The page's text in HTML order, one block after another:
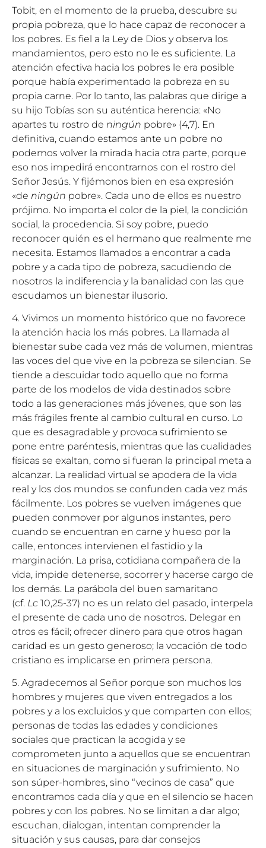
Tobit, en el momento de la prueba, descubre su
propia pobreza, que lo hace capaz de reconocer a
los pobres. Es fiel a la Ley de Dios y observa los
mandamientos, pero esto no le es suficiente. La
atención efectiva hacia los pobres le era posible
porque había experimentado la pobreza en su
propia carne. Por lo tanto, las palabras que dirige a
su hijo Tobías son su auténtica herencia: «No
apartes tu rostro de ningún pobre» (4,7). En
definitiva, cuando estamos ante un pobre no
podemos volver la mirada hacia otra parte, porque
eso nos impedirá encontrarnos con el rostro del
Señor Jesús. Y fijémonos bien en esa expresión
«de ningún pobre». Cada uno de ellos es nuestro
prójimo. No importa el color de la piel, la condición
social, la procedencia. Si soy pobre, puedo
reconocer quién es el hermano que realmente me
necesita. Estamos llamados a encontrar a cada
pobre y a cada tipo de pobreza, sacudiendo de
nosotros la indiferencia y la banalidad con las que
escudamos un bienestar ilusorio.
4. Vivimos un momento histórico que no favorece
la atención hacia los más pobres. La llamada al
bienestar sube cada vez más de volumen, mientras
las voces del que vive en la pobreza se silencian. Se
tiende a descuidar todo aquello que no forma
parte de los modelos de vida destinados sobre
todo a las generaciones más jóvenes, que son las
más frágiles frente al cambio cultural en curso. Lo
que es desagradable y provoca sufrimiento se
pone entre paréntesis, mientras que las cualidades
físicas se exaltan, como si fueran la principal meta a
alcanzar. La realidad virtual se apodera de la vida
real y los dos mundos se confunden cada vez más
fácilmente. Los pobres se vuelven imágenes que
pueden conmover por algunos instantes, pero
cuando se encuentran en carne y hueso por la
calle, entonces intervienen el fastidio y la
marginación. La prisa, cotidiana compañera de la
vida, impide detenerse, socorrer y hacerse cargo de
los demás. La parábola del buen samaritano
(cf. Lc 10,25-37) no es un relato del pasado, interpela
el presente de cada uno de nosotros. Delegar en
otros es fácil; ofrecer dinero para que otros hagan
caridad es un gesto generoso; la vocación de todo
cristiano es implicarse en primera persona.
5. Agradecemos al Señor porque son muchos los
hombres y mujeres que viven entregados a los
pobres y a los excluidos y que comparten con ellos;
personas de todas las edades y condiciones
sociales que practican la acogida y se
comprometen junto a aquellos que se encuentran
en situaciones de marginación y sufrimiento. No
son súper-hombres, sino “vecinos de casa” que
encontramos cada día y que en el silencio se hacen
pobres y con los pobres. No se limitan a dar algo;
escuchan, dialogan, intentan comprender la
situación y sus causas, para dar consejos